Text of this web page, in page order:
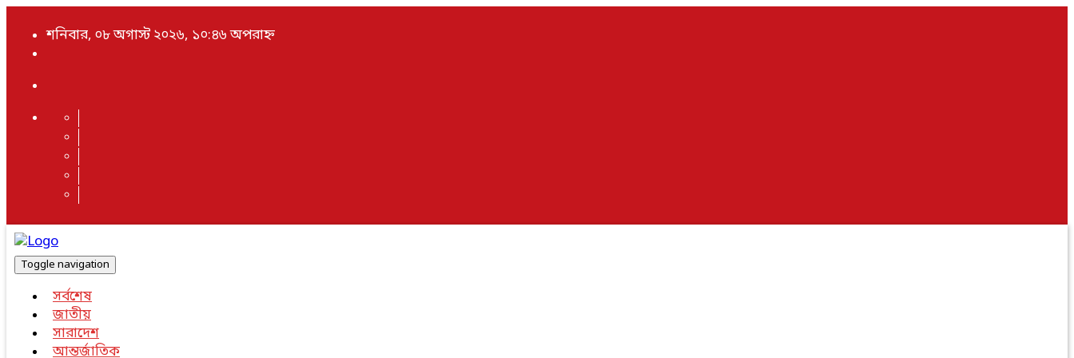
শনিবার, ০৮ অগাস্ট ২০২৬, ১০:৪৬ অপরাহ্ন
Toggle navigation
সর্বশেষ
জাতীয়
সারাদেশ
আন্তর্জাতিক